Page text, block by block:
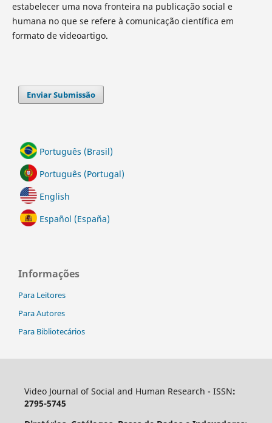
estabelecer uma nova fronteira na publicação social e
humana no que se refere à comunicação científica em
formato de videoartigo.
Enviar Submissão
Português (Brasil)
Português (Portugal)
English
Español (España)
Informações
Para Leitores
Para Autores
Para Bibliotecários
Video Journal of Social and Human Research - ISSN:
2795-5745